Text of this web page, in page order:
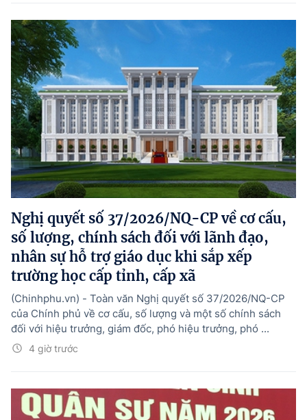
Nghị quyết số 37/2026/NQ-CP về cơ cấu,
số lượng, chính sách đối với lãnh đạo,
nhân sự hỗ trợ giáo dục khi sắp xếp
trường học cấp tỉnh, cấp xã
4 giờ trước
(Chinhphu.vn) - Toàn văn Nghị quyết số 37/2026/NQ-CP
của Chính phủ về cơ cấu, số lượng và một số chính sách
đối với hiệu trưởng, giám đốc, phó hiệu trưởng, phó ...